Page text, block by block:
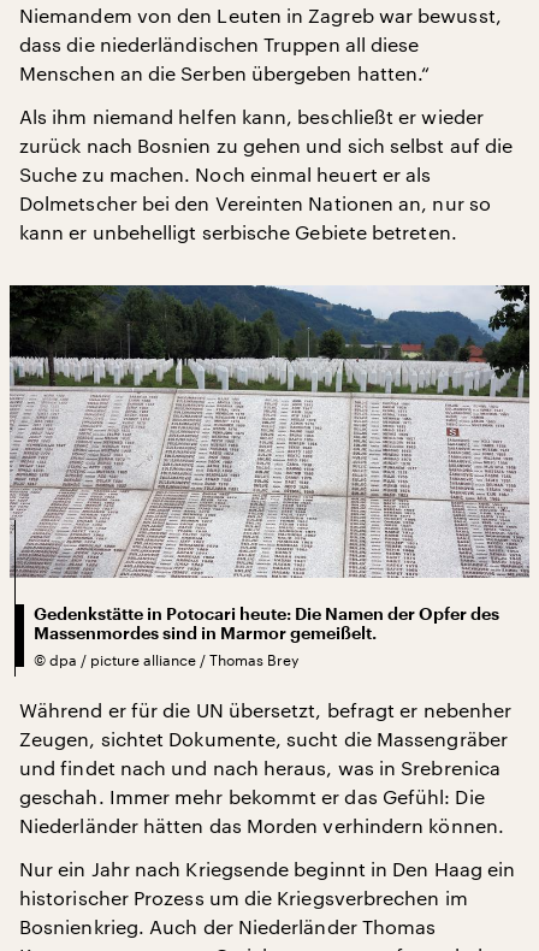
Niemandem von den Leuten in Zagreb war bewusst,
dass die niederländischen Truppen all diese
Menschen an die Serben übergeben hatten.“
Als ihm niemand helfen kann, beschließt er wieder
zurück nach Bosnien zu gehen und sich selbst auf die
Suche zu machen. Noch einmal heuert er als
Dolmetscher bei den Vereinten Nationen an, nur so
kann er unbehelligt serbische Gebiete betreten.
Gedenkstätte in Potocari heute: Die Namen der Opfer des
Massenmordes sind in Marmor gemeißelt.
© dpa / picture alliance / Thomas Brey
Während er für die UN übersetzt, befragt er nebenher
Zeugen, sichtet Dokumente, sucht die Massengräber
und findet nach und nach heraus, was in Srebrenica
geschah. Immer mehr bekommt er das Gefühl: Die
Niederländer hätten das Morden verhindern können.
Nur ein Jahr nach Kriegsende beginnt in Den Haag ein
historischer Prozess um die Kriegsverbrechen im
Bosnienkrieg. Auch der Niederländer Thomas